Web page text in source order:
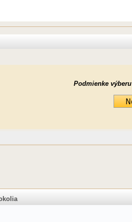
Podmienke výberu